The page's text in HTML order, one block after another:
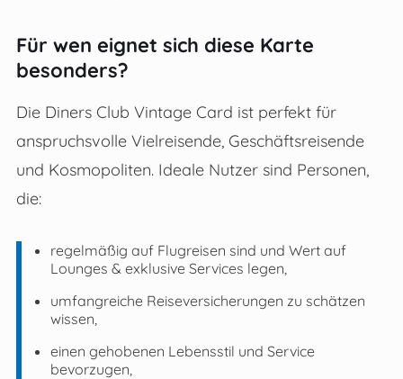
Für wen eignet sich diese Karte
besonders?
Die Diners Club Vintage Card ist perfekt für
anspruchsvolle Vielreisende, Geschäftsreisende
und Kosmopoliten. Ideale Nutzer sind Personen,
die:
regelmäßig auf Flugreisen sind und Wert auf
Lounges & exklusive Services legen,
umfangreiche Reiseversicherungen zu schätzen
wissen,
einen gehobenen Lebensstil und Service
bevorzugen,